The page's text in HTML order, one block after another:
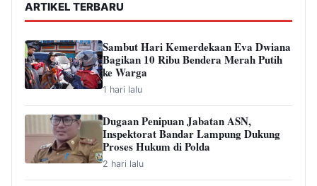
ARTIKEL TERBARU
Sambut Hari Kemerdekaan Eva Dwiana
Bagikan 10 Ribu Bendera Merah Putih
ke Warga
1 hari lalu
Dugaan Penipuan Jabatan ASN,
Inspektorat Bandar Lampung Dukung
Proses Hukum di Polda
2 hari lalu